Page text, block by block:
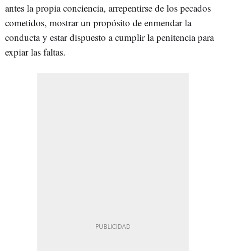
antes la propia conciencia, arrepentirse de los pecados
cometidos, mostrar un propósito de enmendar la
conducta y estar dispuesto a cumplir la penitencia para
expiar las faltas.